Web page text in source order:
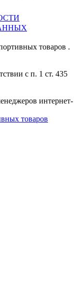
товаров .
с п. 1 ст. 435
интернет-